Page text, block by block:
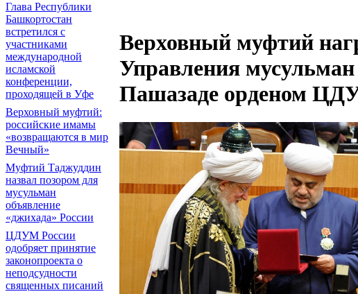
Глава Республики
Башкортостан
встретился с
участниками
международной
исламской
конференции,
проходящей в Уфе
Верховный муфтий:
российские имамы
«возвращаются в мир
Вечный»
Муфтий Таджуддин
назвал позором для
мусульман
объявление
«джихада» России
ЦДУМ России
одобряет принятие
законопроекта о
неподсудности
священных писаний
Верховный муфтий
Управления
Пашазаде орденом